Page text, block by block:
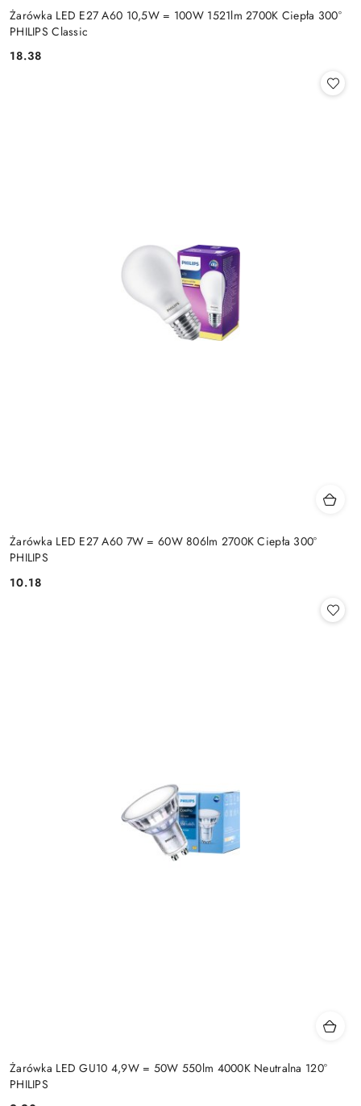
Żarówka LED E27 A60 10,5W = 100W 1521lm 2700K Ciepła 300°
PHILIPS Classic
Cena:
18.38
Żarówka LED E27 A60 7W = 60W 806lm 2700K Ciepła 300°
PHILIPS
Cena:
10.18
Żarówka LED GU10 4,9W = 50W 550lm 4000K Neutralna 120°
PHILIPS